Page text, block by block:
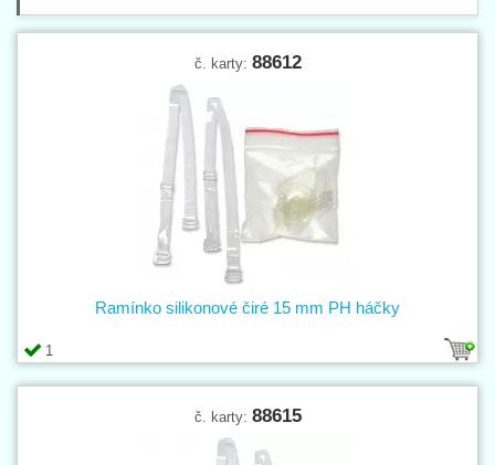
č. karty: 88612
1
Ramínko silikonové čiré 15 mm PH háčky
č. karty: 88615